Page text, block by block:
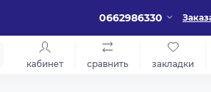
0662986330
кабинет сравнить закладки